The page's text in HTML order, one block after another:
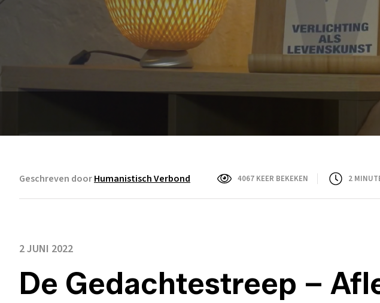
Geschreven doorHumanistisch Verbond 4067 KEER BEKEKEN 2
2 JUNI 2022
De Gedachtestreep –